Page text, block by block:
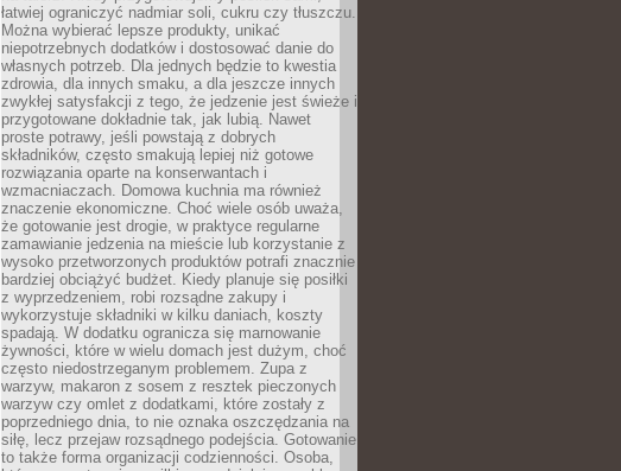
łatwiej ograniczyć nadmiar soli, cukru czy tłuszczu.
Można wybierać lepsze produkty, unikać
niepotrzebnych dodatków i dostosować danie do
własnych potrzeb. Dla jednych będzie to kwestia
zdrowia, dla innych smaku, a dla jeszcze innych
zwykłej satysfakcji z tego, że jedzenie jest świeże i
przygotowane dokładnie tak, jak lubią. Nawet
proste potrawy, jeśli powstają z dobrych
składników, często smakują lepiej niż gotowe
rozwiązania oparte na konserwantach i
wzmacniaczach. Domowa kuchnia ma również
znaczenie ekonomiczne. Choć wiele osób uważa,
że gotowanie jest drogie, w praktyce regularne
zamawianie jedzenia na mieście lub korzystanie z
wysoko przetworzonych produktów potrafi znacznie
bardziej obciążyć budżet. Kiedy planuje się posiłki
z wyprzedzeniem, robi rozsądne zakupy i
wykorzystuje składniki w kilku daniach, koszty
spadają. W dodatku ogranicza się marnowanie
żywności, które w wielu domach jest dużym, choć
często niedostrzeganym problemem. Zupa z
warzyw, makaron z sosem z resztek pieczonych
warzyw czy omlet z dodatkami, które zostały z
poprzedniego dnia, to nie oznaka oszczędzania na
siłę, lecz przejaw rozsądnego podejścia. Gotowanie
to także forma organizacji codzienności. Osoba,